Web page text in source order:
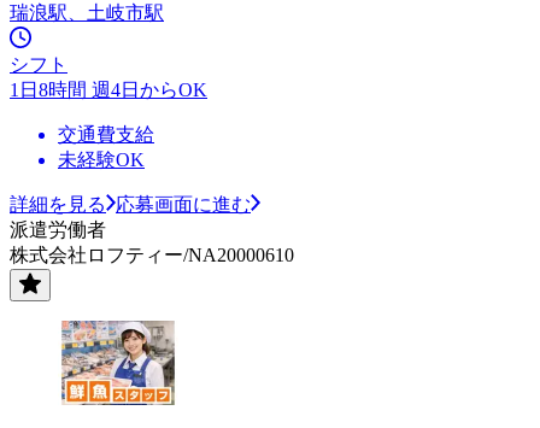
瑞浪駅、土岐市駅
シフト
1日8時間 週4日からOK
交通費支給
未経験OK
詳細を見る
応募画面に進む
派遣労働者
株式会社ロフティー/NA20000610